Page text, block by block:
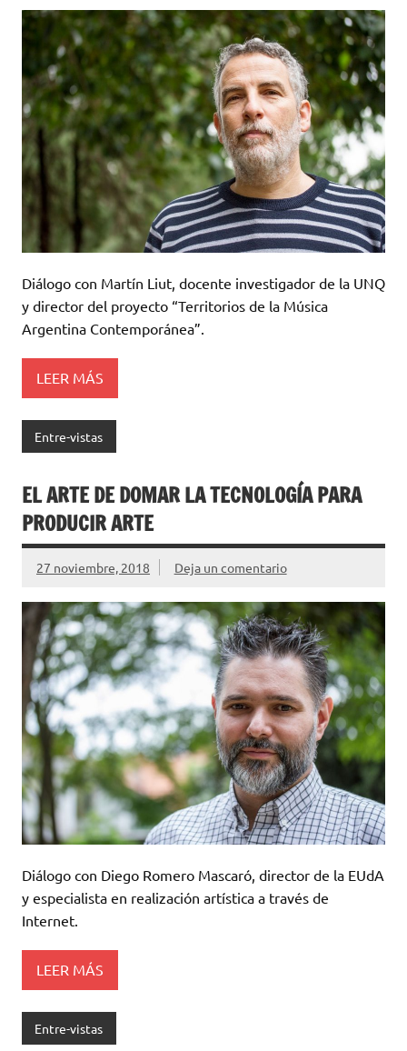
Diálogo con Martín Liut, docente investigador de la UNQ
y director del proyecto “Territorios de la Música
Argentina Contemporánea”.
LEER MÁS
Entre-vistas
EL ARTE DE DOMAR LA TECNOLOGÍA PARA
PRODUCIR ARTE
27 noviembre, 2018 Deja un comentario
Diálogo con Diego Romero Mascaró, director de la EUdA
y especialista en realización artística a través de
Internet.
LEER MÁS
Entre-vistas